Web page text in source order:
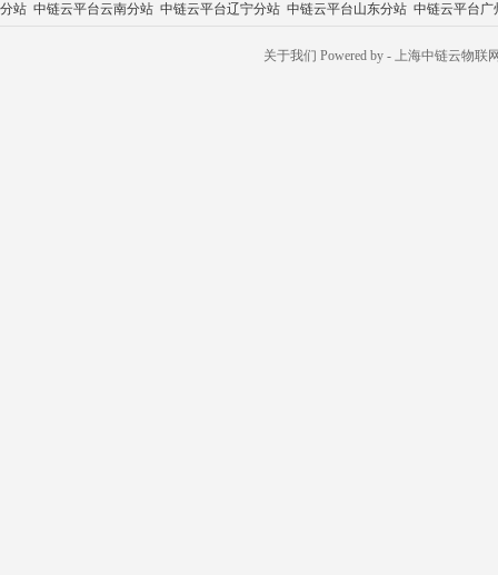
分站 中链云平台云南分站 中链云平台辽宁分站 中链云平台山东分站 中链云平台广
关于我们 Powered by - 上海中链云物联